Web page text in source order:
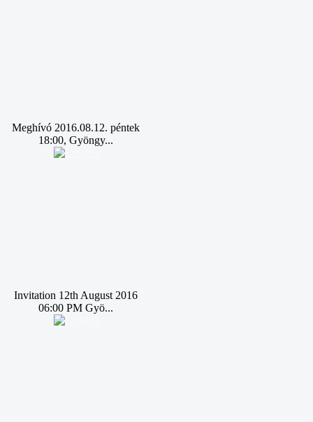
Meghívó 2016.08.12. péntek
18:00, Gyöngy...
Invitation 12th August 2016
06:00 PM Gyö...